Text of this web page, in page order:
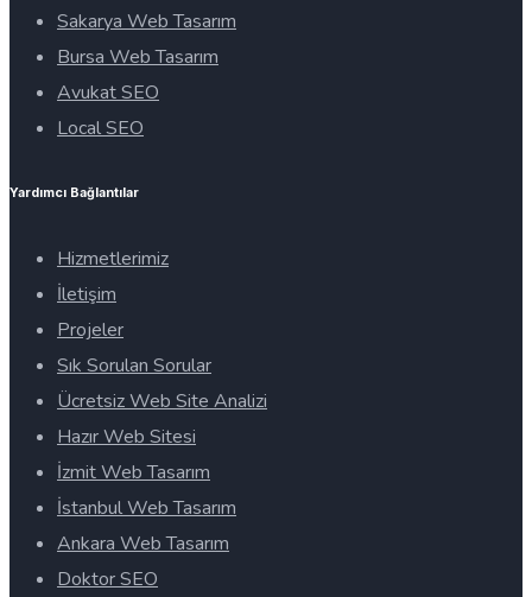
Sakarya Web Tasarım
Bursa Web Tasarım
Avukat SEO
Local SEO
Yardımcı Bağlantılar
Hizmetlerimiz
İletişim
Projeler
Sık Sorulan Sorular
Ücretsiz Web Site Analizi
Hazır Web Sitesi
İzmit Web Tasarım
İstanbul Web Tasarım
Ankara Web Tasarım
Doktor SEO